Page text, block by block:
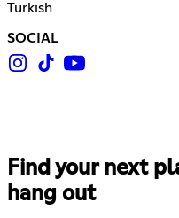
Turkish
SOCIAL
Find your next
hang out